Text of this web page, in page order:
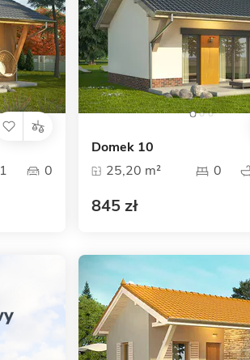
1 0
Domek 10
25,20 m²
0
845 zł